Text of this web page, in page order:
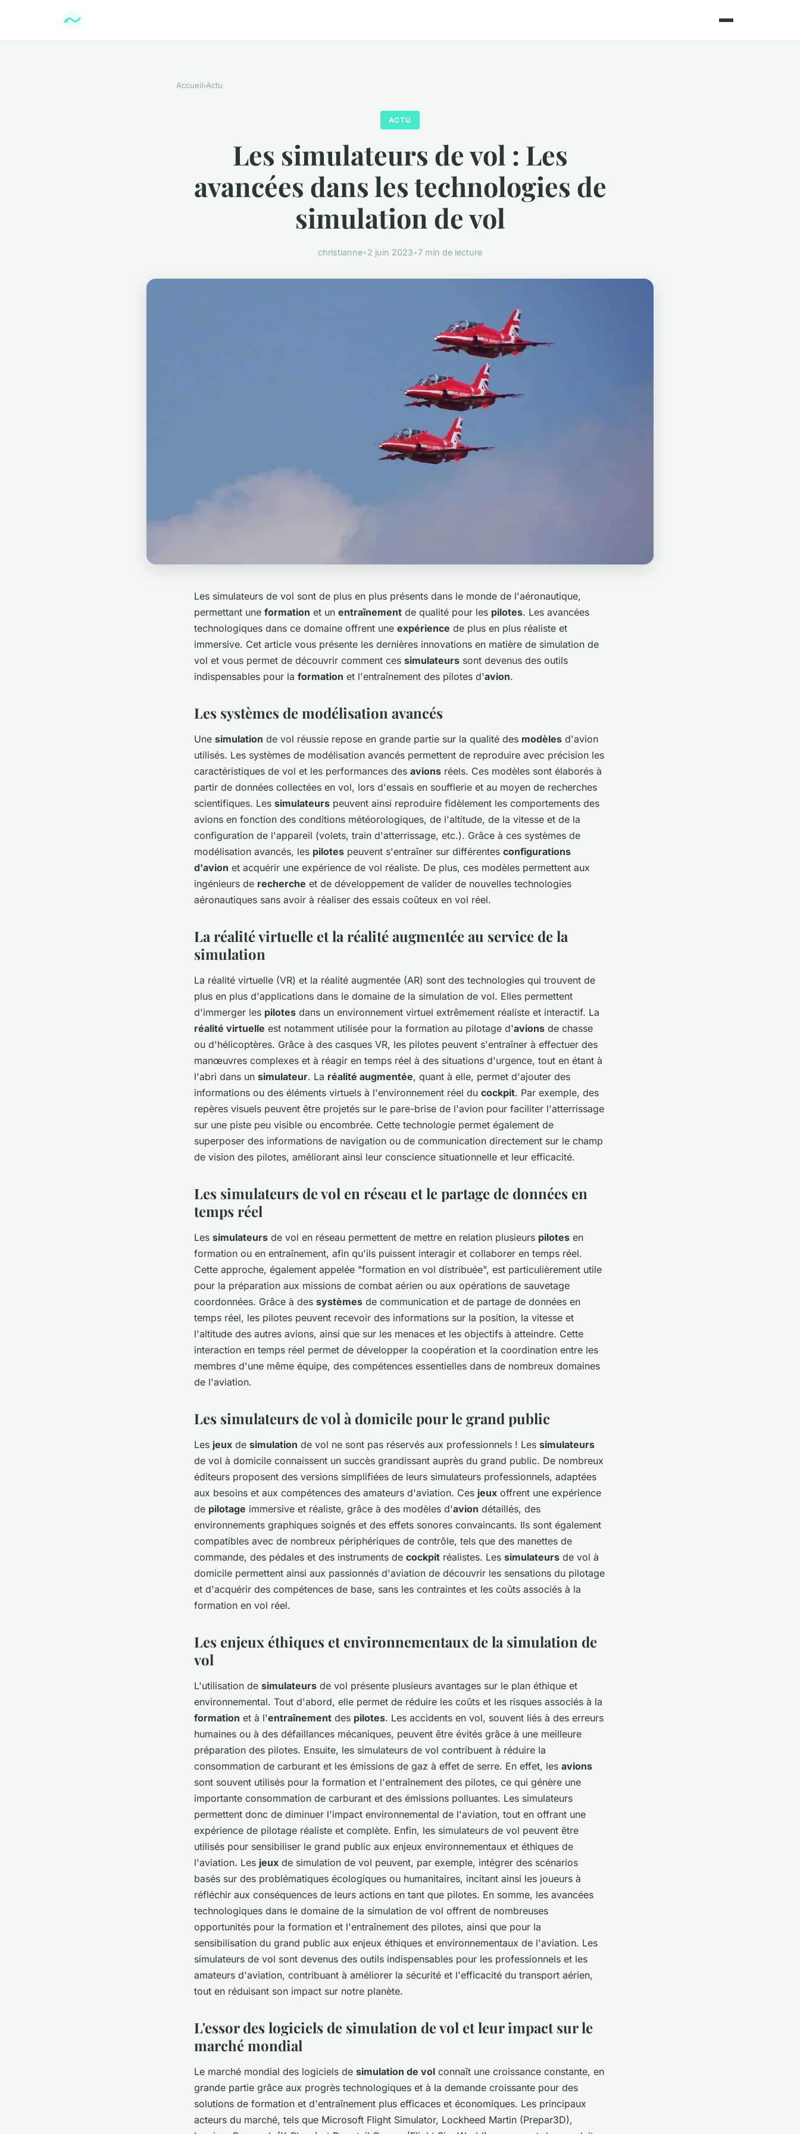
Accueil›Actu
ACTU
Les simulateurs de vol : Les
avancées dans les technologies de
simulation de vol
christianne•2 juin 2023•7 min de lecture
Les simulateurs de vol sont de plus en plus présents dans le monde de l'aéronautique,
permettant une formation et un entraînement de qualité pour les pilotes. Les avancées
technologiques dans ce domaine offrent une expérience de plus en plus réaliste et
immersive. Cet article vous présente les dernières innovations en matière de simulation de
vol et vous permet de découvrir comment ces simulateurs sont devenus des outils
indispensables pour la formation et l'entraînement des pilotes d'avion.
Les systèmes de modélisation avancés
Une simulation de vol réussie repose en grande partie sur la qualité des modèles d'avion
utilisés. Les systèmes de modélisation avancés permettent de reproduire avec précision les
caractéristiques de vol et les performances des avions réels. Ces modèles sont élaborés à
partir de données collectées en vol, lors d'essais en soufflerie et au moyen de recherches
scientifiques. Les simulateurs peuvent ainsi reproduire fidèlement les comportements des
avions en fonction des conditions météorologiques, de l'altitude, de la vitesse et de la
configuration de l'appareil (volets, train d'atterrissage, etc.). Grâce à ces systèmes de
modélisation avancés, les pilotes peuvent s'entraîner sur différentes configurations
d'avion et acquérir une expérience de vol réaliste. De plus, ces modèles permettent aux
ingénieurs de recherche et de développement de valider de nouvelles technologies
aéronautiques sans avoir à réaliser des essais coûteux en vol réel.
La réalité virtuelle et la réalité augmentée au service de la
simulation
La réalité virtuelle (VR) et la réalité augmentée (AR) sont des technologies qui trouvent de
plus en plus d'applications dans le domaine de la simulation de vol. Elles permettent
d'immerger les pilotes dans un environnement virtuel extrêmement réaliste et interactif. La
réalité virtuelle est notamment utilisée pour la formation au pilotage d'avions de chasse
ou d'hélicoptères. Grâce à des casques VR, les pilotes peuvent s'entraîner à effectuer des
manœuvres complexes et à réagir en temps réel à des situations d'urgence, tout en étant à
l'abri dans un simulateur. La réalité augmentée, quant à elle, permet d'ajouter des
informations ou des éléments virtuels à l'environnement réel du cockpit. Par exemple, des
repères visuels peuvent être projetés sur le pare-brise de l'avion pour faciliter l'atterrissage
sur une piste peu visible ou encombrée. Cette technologie permet également de
superposer des informations de navigation ou de communication directement sur le champ
de vision des pilotes, améliorant ainsi leur conscience situationnelle et leur efficacité.
Les simulateurs de vol en réseau et le partage de données en
temps réel
Les simulateurs de vol en réseau permettent de mettre en relation plusieurs pilotes en
formation ou en entraînement, afin qu'ils puissent interagir et collaborer en temps réel.
Cette approche, également appelée "formation en vol distribuée", est particulièrement utile
pour la préparation aux missions de combat aérien ou aux opérations de sauvetage
coordonnées. Grâce à des systèmes de communication et de partage de données en
temps réel, les pilotes peuvent recevoir des informations sur la position, la vitesse et
l'altitude des autres avions, ainsi que sur les menaces et les objectifs à atteindre. Cette
interaction en temps réel permet de développer la coopération et la coordination entre les
membres d'une même équipe, des compétences essentielles dans de nombreux domaines
de l'aviation.
Les simulateurs de vol à domicile pour le grand public
Les jeux de simulation de vol ne sont pas réservés aux professionnels ! Les simulateurs
de vol à domicile connaissent un succès grandissant auprès du grand public. De nombreux
éditeurs proposent des versions simplifiées de leurs simulateurs professionnels, adaptées
aux besoins et aux compétences des amateurs d'aviation. Ces jeux offrent une expérience
de pilotage immersive et réaliste, grâce à des modèles d'avion détaillés, des
environnements graphiques soignés et des effets sonores convaincants. Ils sont également
compatibles avec de nombreux périphériques de contrôle, tels que des manettes de
commande, des pédales et des instruments de cockpit réalistes. Les simulateurs de vol à
domicile permettent ainsi aux passionnés d'aviation de découvrir les sensations du pilotage
et d'acquérir des compétences de base, sans les contraintes et les coûts associés à la
formation en vol réel.
Les enjeux éthiques et environnementaux de la simulation de
vol
L'utilisation de simulateurs de vol présente plusieurs avantages sur le plan éthique et
environnemental. Tout d'abord, elle permet de réduire les coûts et les risques associés à la
formation et à l'entraînement des pilotes. Les accidents en vol, souvent liés à des erreurs
humaines ou à des défaillances mécaniques, peuvent être évités grâce à une meilleure
préparation des pilotes. Ensuite, les simulateurs de vol contribuent à réduire la
consommation de carburant et les émissions de gaz à effet de serre. En effet, les avions
sont souvent utilisés pour la formation et l'entraînement des pilotes, ce qui génère une
importante consommation de carburant et des émissions polluantes. Les simulateurs
permettent donc de diminuer l'impact environnemental de l'aviation, tout en offrant une
expérience de pilotage réaliste et complète. Enfin, les simulateurs de vol peuvent être
utilisés pour sensibiliser le grand public aux enjeux environnementaux et éthiques de
l'aviation. Les jeux de simulation de vol peuvent, par exemple, intégrer des scénarios
basés sur des problématiques écologiques ou humanitaires, incitant ainsi les joueurs à
réfléchir aux conséquences de leurs actions en tant que pilotes. En somme, les avancées
technologiques dans le domaine de la simulation de vol offrent de nombreuses
opportunités pour la formation et l'entraînement des pilotes, ainsi que pour la
sensibilisation du grand public aux enjeux éthiques et environnementaux de l'aviation. Les
simulateurs de vol sont devenus des outils indispensables pour les professionnels et les
amateurs d'aviation, contribuant à améliorer la sécurité et l'efficacité du transport aérien,
tout en réduisant son impact sur notre planète.
L'essor des logiciels de simulation de vol et leur impact sur le
marché mondial
Le marché mondial des logiciels de simulation de vol connaît une croissance constante, en
grande partie grâce aux progrès technologiques et à la demande croissante pour des
solutions de formation et d'entraînement plus efficaces et économiques. Les principaux
acteurs du marché, tels que Microsoft Flight Simulator, Lockheed Martin (Prepar3D),